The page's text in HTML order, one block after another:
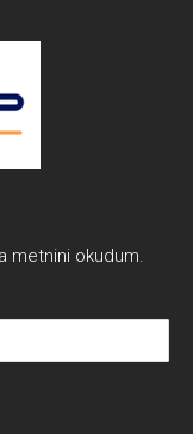
metnini okudum.